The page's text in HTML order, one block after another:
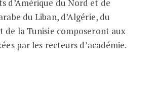
d’Amérique du Nord et de
du Liban, d’Algérie, du
de la Tunisie composeront aux
par les recteurs d’académie.